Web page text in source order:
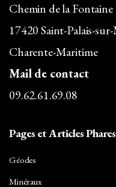
Chemin de la Fontaine
17420 Saint-Palais-
Charente-Maritime
Mail de contact
09.62.61.69.08
Pages et Articles Phares
Géodes
Minéraux